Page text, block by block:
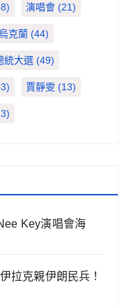
演唱會 (21)
烏克蘭 (44)
統大選 (49)
賈靜雯 (13)
Key演唱會海
拉克親伊朗民兵！